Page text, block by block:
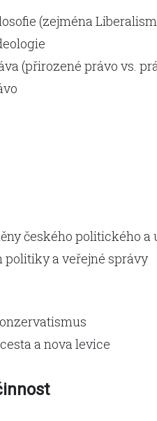
(zejména
(přirozené právo vs.
českého politického
politiky a veřejné správy
a nova levice